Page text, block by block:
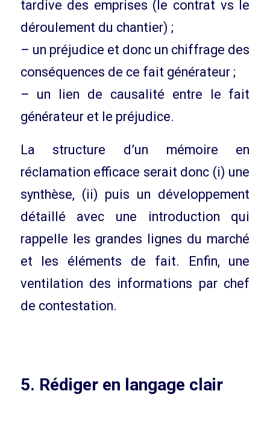
tardive des emprises (le contrat vs le
déroulement du chantier) ;
– un préjudice et donc un chiffrage des
conséquences de ce fait générateur ;
– un lien de causalité entre le fait
générateur et le préjudice.
La structure d’un mémoire en
réclamation efficace serait donc (i) une
synthèse, (ii) puis un développement
détaillé avec une introduction qui
rappelle les grandes lignes du marché
et les éléments de fait. Enfin, une
ventilation des informations par chef
de contestation.
5. Rédiger en langage clair